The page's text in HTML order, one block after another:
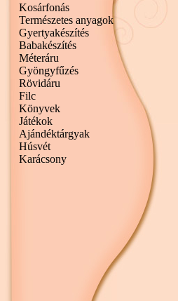
Kosárfonás
Természetes anyagok
Gyertyakészítés
Babakészítés
Méteráru
Gyöngyfűzés
Rövidáru
Filc
Könyvek
Játékok
Ajándéktárgyak
Húsvét
Karácsony